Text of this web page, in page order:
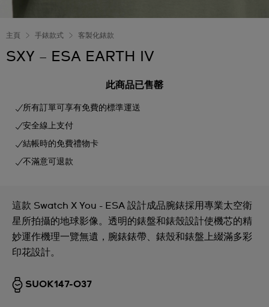
主頁 手錶款式 客製化錶款
SXY – ESA EARTH IV
此商品已售罄
所有訂單可享有免費的標準運送
安全線上支付
結帳時的免費禮物卡
不滿意可退款
這款 Swatch X You - ESA 設計成品腕錶採用專業太空衛
星所拍攝的地球影像。透明的錶盤和錶殼設計使機芯的精
妙運作機理一覽無遺，腕錶錶帶、錶殼和錶盤上綴滿多彩
印花設計。
SUOK147-037